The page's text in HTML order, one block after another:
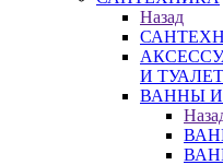
Назад
И
ВАННЫ